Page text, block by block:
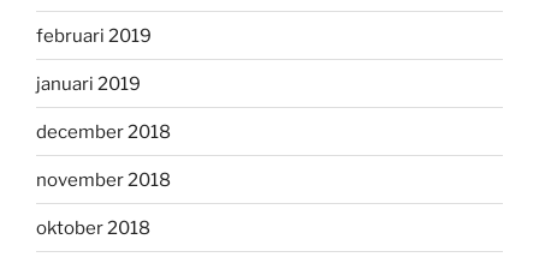
februari 2019
januari 2019
december 2018
november 2018
oktober 2018